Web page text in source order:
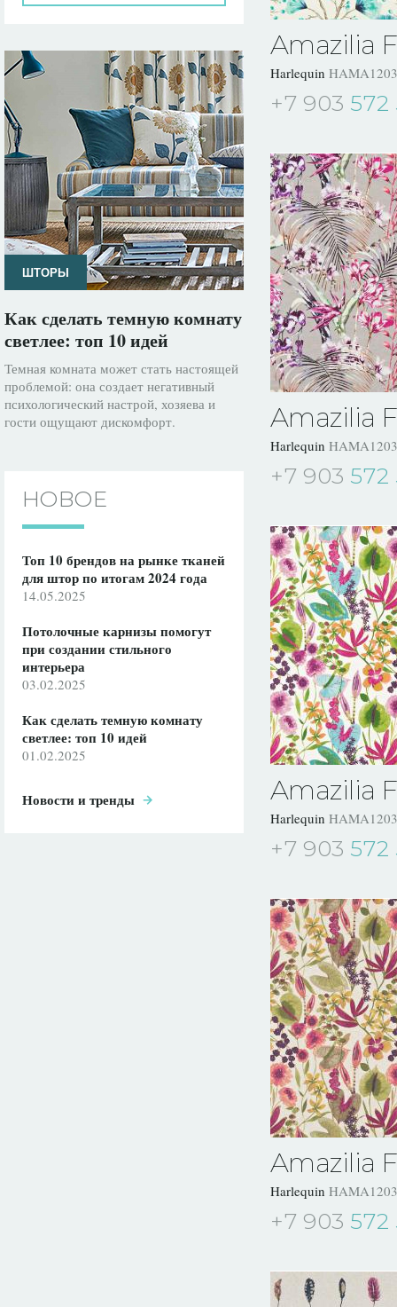
ШТОРЫ
Как сделать темную комнату
светлее: топ 10 идей
Темная комната может стать настоящей
проблемой: она создает негативный
психологический настрой, хозяева и
гости ощущают дискомфорт.
НОВОЕ
Топ 10 брендов на рынке тканей
для штор по итогам 2024 года
14.05.2025
Потолочные карнизы помогут
при создании стильного
интерьера
03.02.2025
Как сделать темную комнату
светлее: топ 10 идей
01.02.2025
Новости и тренды
Amazilia
Harlequin
+7 903 572
Amazilia
Harlequin
+7 903 572
Amazilia
Harlequin
+7 903 572
Amazilia
Harlequin
+7 903 572